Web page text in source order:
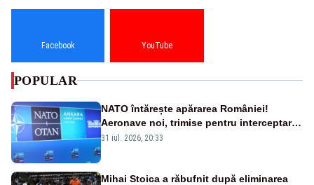
Facebook YouTube
POPULAR
NATO întărește apărarea României!
Aeronave noi, trimise pentru interceptarea
și distrugerea dronelor
31 iul. 2026, 20:33
Mihai Stoica a răbufnit după eliminarea